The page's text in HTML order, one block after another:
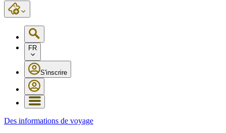
FR
S'inscrire
Des informations de voyage